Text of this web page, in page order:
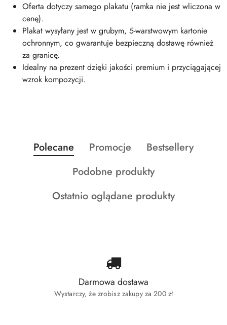
Oferta dotyczy samego plakatu (ramka nie jest wliczona w
cenę).
Plakat wysyłany jest w grubym, 5-warstwowym kartonie
ochronnym, co gwarantuje bezpieczną dostawę również
za granicę.
Idealny na prezent dzięki jakości premium i przyciągającej
wzrok kompozycji.
Pomiń karuzelę produktów
Produkty
o
Polecane
Produkty
statusie:
Promocje
Produkty
statusie:
Bestsellery
Produkty
statusie:
Podobne produkty
Produkty
Ostatnio oglądane produkty
Darmowa dostawa
Wystarczy, że zrobisz zakupy za 200 zł